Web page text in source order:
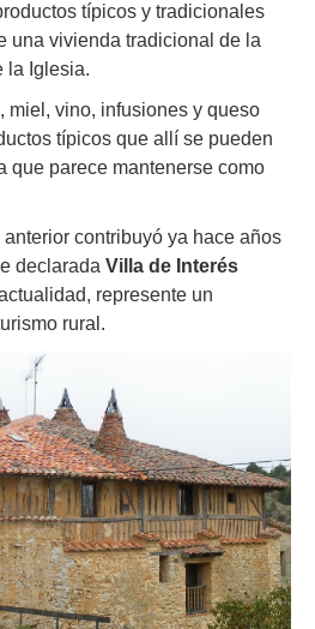
típicos y tradicionales
una vivienda tradicional de la
la Iglesia.
miel, vino, infusiones y queso
típicos que allí se pueden
que parece mantenerse como
contribuyó ya hace años
declarada Villa de Interés
represente un
rural.